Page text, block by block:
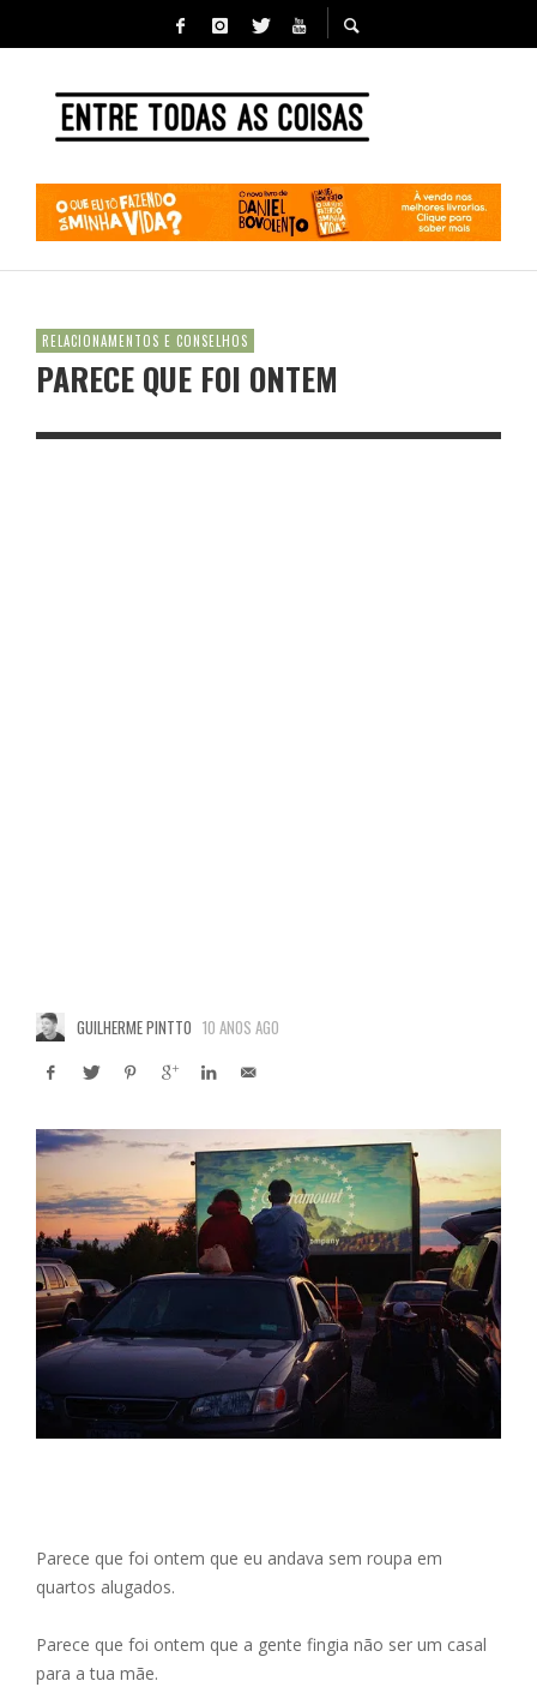
RELACIONAMENTOS E CONSELHOS
PARECE QUE FOI ONTEM
GUILHERME PINTTO 10 ANOS AGO
Parece que foi ontem que eu andava sem roupa em
quartos alugados.
Parece que foi ontem que a gente fingia não ser um casal
para a tua mãe.